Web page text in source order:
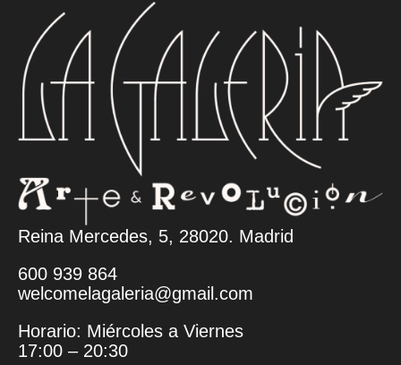
Reina Mercedes, 5, 28020. Madrid
600 939 864
welcomelagaleria@gmail.com
Horario: Miércoles a Viernes
17:00 – 20:30